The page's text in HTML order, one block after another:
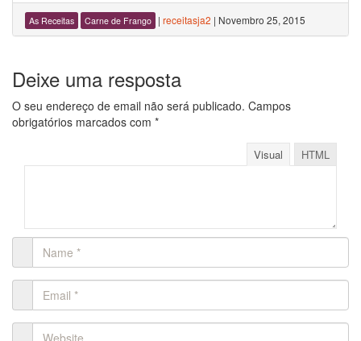
As Receitas Carne de Frango | receitasja2 | Novembro 25, 2015
Deixe uma resposta
O seu endereço de email não será publicado. Campos
obrigatórios marcados com *
Visual HTML